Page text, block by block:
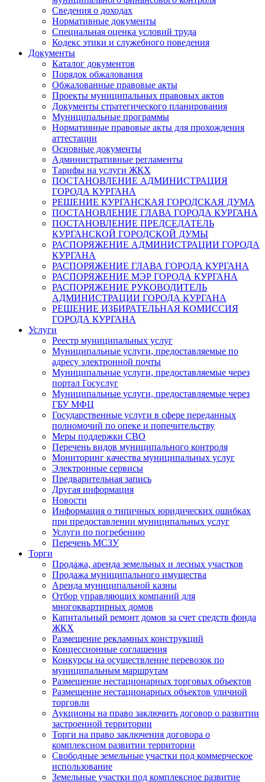
Сведения о доходах
Нормативные документы
Специальная оценка условий труда
Кодекс этики и служебного поведения
Документы
Каталог документов
Порядок обжалования
Обжалованные правовые акты
Проекты муниципальных правовых актов
Документы стратегического планирования
Муниципальные программы
Нормативные правовые акты для прохождения
аттестации
Основные документы
Административные регламенты
Тарифы на услуги ЖКХ
ПОСТАНОВЛЕНИЕ АДМИНИСТРАЦИЯ
ГОРОДА КУРГАНА
РЕШЕНИЕ КУРГАНСКАЯ ГОРОДСКАЯ ДУМА
ПОСТАНОВЛЕНИЕ ГЛАВА ГОРОДА КУРГАНА
ПОСТАНОВЛЕНИЕ ПРЕДСЕДАТЕЛЬ
КУРГАНСКОЙ ГОРОДСКОЙ ДУМЫ
РАСПОРЯЖЕНИЕ АДМИНИСТРАЦИИ ГОРОДА
КУРГАНА
РАСПОРЯЖЕНИЕ ГЛАВА ГОРОДА КУРГАНА
РАСПОРЯЖЕНИЕ МЭР ГОРОДА КУРГАНА
РАСПОРЯЖЕНИЕ РУКОВОДИТЕЛЬ
АДМИНИСТРАЦИИ ГОРОДА КУРГАНА
РЕШЕНИЕ ИЗБИРАТЕЛЬНАЯ КОМИССИЯ
ГОРОДА КУРГАНА
Услуги
Реестр муниципальных услуг
Муниципальные услуги, предоставляемые по
адресу электронной почты
Муниципальные услуги, предоставляемые через
портал Госуслуг
Муниципальные услуги, предоставляемые через
ГБУ МФЦ
Государственные услуги в сфере переданных
полномочий по опеке и попечительству
Меры поддержки СВО
Перечень видов муниципального контроля
Мониторинг качества муниципальных услуг
Электронные сервисы
Предварительная запись
Другая информация
Новости
Информация о типичных юридических ошибках
при предоставлении муниципальных услуг
Услуги по погребению
Перечень МСЗУ
Торги
Продажа, аренда земельных и лесных участков
Продажа муниципального имущества
Аренда муниципальной казны
Отбор управляющих компаний для
многоквартирных домов
Капитальный ремонт домов за счет средств фонда
ЖКХ
Размещение рекламных конструкций
Концессионные соглашения
Конкурсы на осуществление перевозок по
муниципальным маршрутам
Размещение нестационарных торговых объектов
Размещение нестационарных объектов уличной
торговли
Аукционы на право заключить договор о развитии
застроенной территории
Торги на право заключения договора о
комплексном развитии территории
Свободные земельные участки под коммерческое
использование
Земельные участки под комплексное развитие